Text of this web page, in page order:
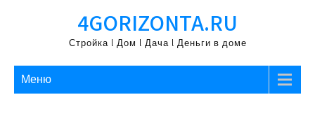
содержимому
4GORIZONTA.RU
Стройка l Дом l Дача l Деньги в доме
Меню